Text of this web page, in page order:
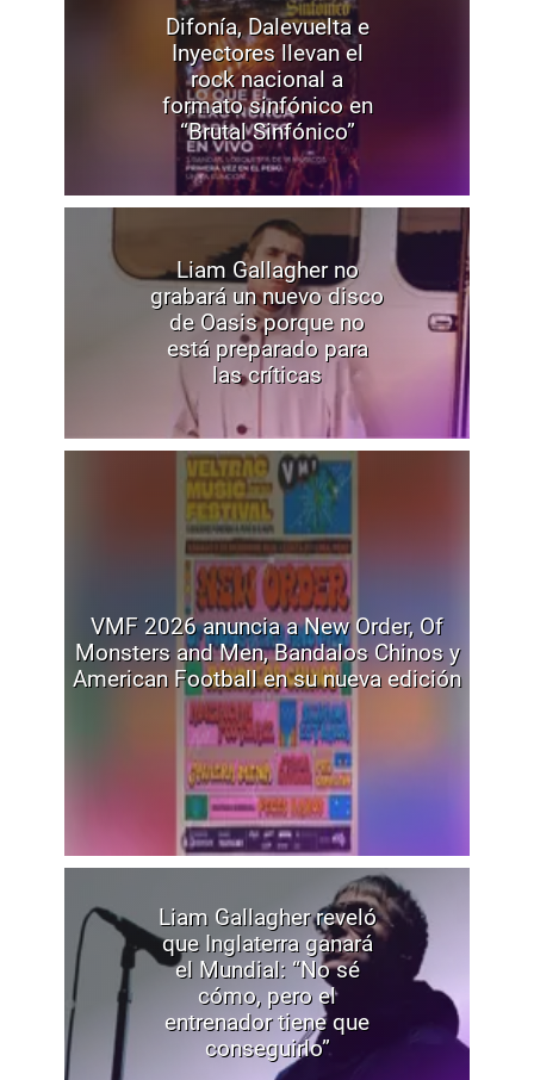
Difonía, Dalevuelta e
Inyectores llevan el
rock nacional a
formato sinfónico en
“Brutal Sinfónico”
Liam Gallagher no
grabará un nuevo disco
de Oasis porque no
está preparado para
las críticas
VMF 2026 anuncia a New Order, Of
Monsters and Men, Bandalos Chinos y
American Football en su nueva edición
Liam Gallagher reveló
que Inglaterra ganará
el Mundial: “No sé
cómo, pero el
entrenador tiene que
conseguirlo”